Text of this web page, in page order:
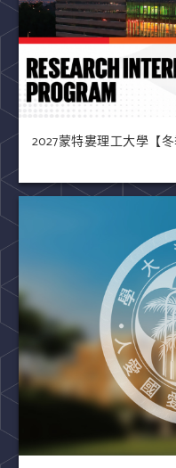
2027蒙特婁理工大學【